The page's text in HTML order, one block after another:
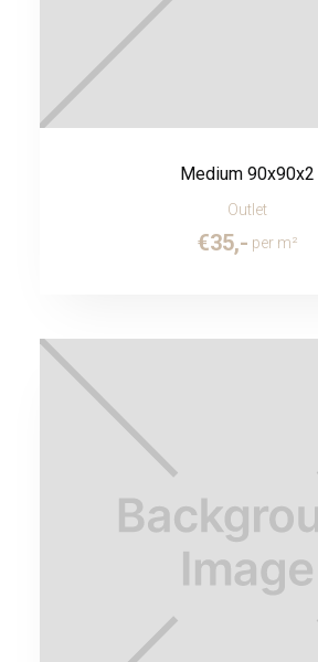
Medium 90x90x2
Outlet
€35,- per m²